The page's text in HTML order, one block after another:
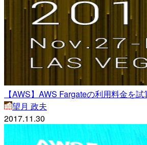
【AWS】AWS Fargateの利用料金を
望月 政夫
2017.11.30